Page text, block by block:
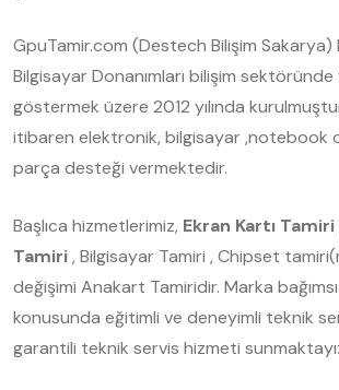
GpuTamir.com (Destech Bilişim Sakarya)
Bilgisayar Donanımları bilişim
göstermek üzere 2012 yılında
itibaren elektronik, bilgisayar ,notebook
parça desteği vermektedir.
Başlıca hizmetlerimiz, Ekran Kartı Tamiri
Tamiri, Bilgisayar Tamiri , Chipset
değişimi Anakart Tamiridir. Marka
konusunda eğitimli ve deneyimli teknik
garantili teknik servis hizmeti